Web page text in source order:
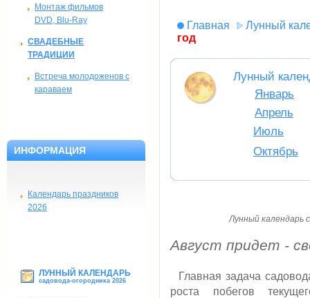
Монтаж фильмов
DVD, Blu-Ray
СВАДЕБНЫЕ
ТРАДИЦИИ
Встреча молодоженов с
караваем
ИНФОРМАЦИЯ
Календарь праздников
2026
ЛУННЫЙ КАЛЕНДАРЬ
садовода-огородника 2026
Главная
Лунный
год
Лунный
Январь
Апрель
Июль
Октябрь
Лунный календарь
Август придет -
Главная задача
роста побегов